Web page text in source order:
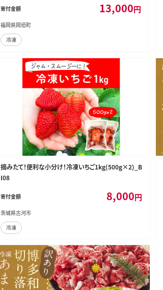
寄付金額 13,000円
福岡県岡垣町
冷凍
摘みたて！便利な小分け！冷凍いちご1kg(500g×2)_B
I08
寄付金額 8,000円
茨城県古河市
冷凍